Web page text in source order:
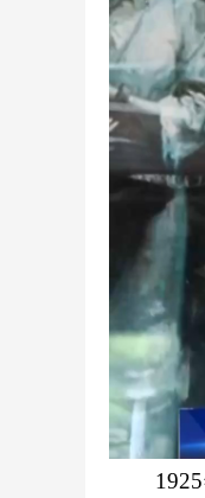
1925年